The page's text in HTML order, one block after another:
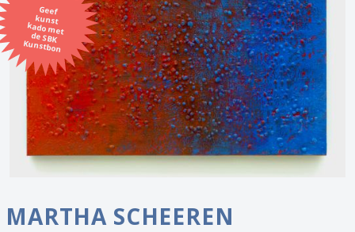
Geef
kunst
kado met
de SBK
Kunstbon
MARTHA SCHEEREN